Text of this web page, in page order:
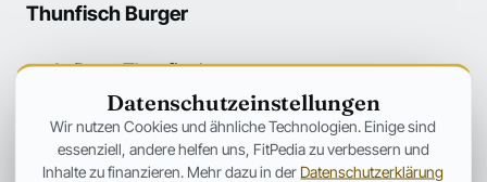
Thunfisch Burger
1x Dose Thunfisch
2 Eiklar
½ Tasse Semmelbrösel
Datenschutzeinstellungen
Wir nutzen Cookies und ähnliche Technologien. Einige sind
essenziell, andere helfen uns, FitPedia zu verbessern und
Inhalte zu finanzieren. Mehr dazu in der Datenschutzerklärung